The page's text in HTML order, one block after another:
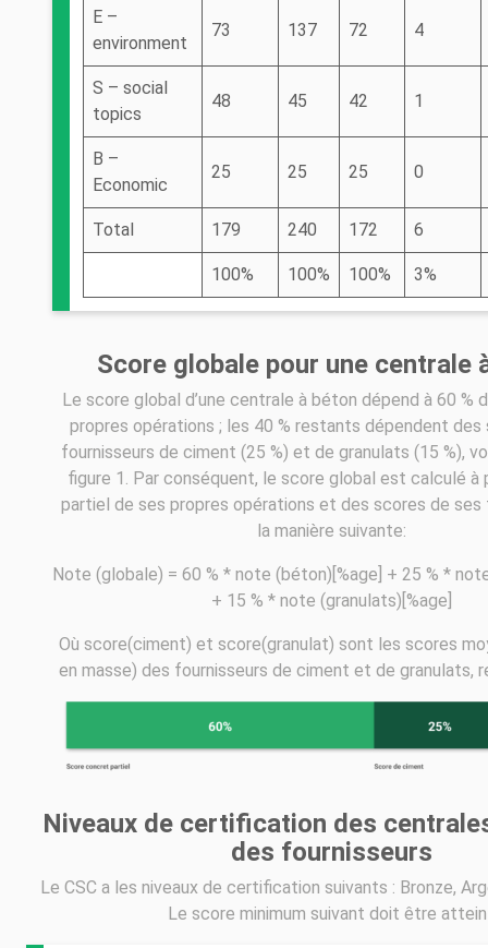
E –
environment
73 137 72 4
S – social
topics
48 45 42 1
B –
Economic
25 25 25 0
Total 179 240 172 6
100% 100% 100% 3%
Score globale pour une centrale
Le score global d’une centrale à béton dépend à 60 %
propres opérations ; les 40 % restants dépendent des
fournisseurs de ciment (25 %) et de granulats (15 %),
figure 1. Par conséquent, le score global est calculé à
partiel de ses propres opérations et des scores de ses
la manière suivante:
Note (globale) = 60 % * note (béton)[%age] + 25 % *
+ 15 % * note (granulats)[%age]
Où score(ciment) et score(granulat) sont les scores
en masse) des fournisseurs de ciment et de granulats,
Niveaux de certification des
des fournisseurs
Le CSC a les niveaux de certification suivants : Bronze,
Le score minimum suivant doit être